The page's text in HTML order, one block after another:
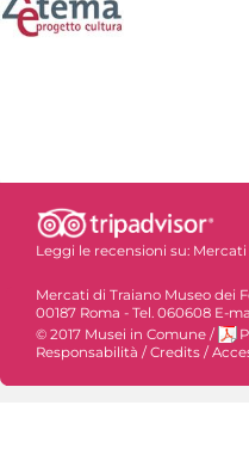
Leggi le recensioni su: Mercati
Mercati di Traiano Museo dei
00187 Roma - Tel. 060608 E-
© 2017 Musei in Comune /
Responsabilità /Credits /